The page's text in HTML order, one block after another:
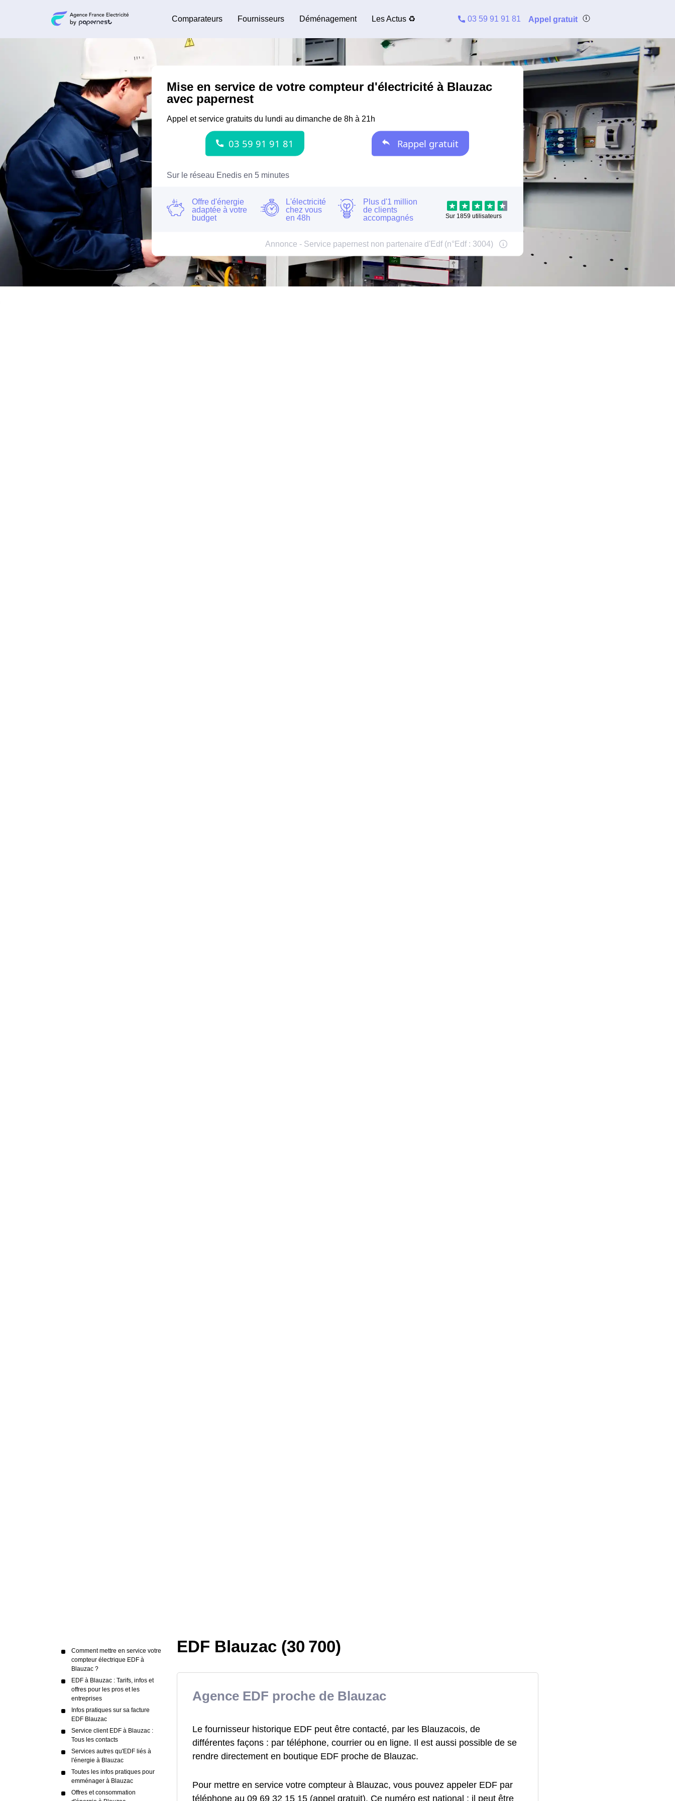
Comparateurs Fournisseurs Déménagement Les Actus ♻️ 03 59 91 91 81 Appel gratuit
Comment mettre en service votre
compteur électrique EDF à
Blauzac ?
EDF à Blauzac : Tarifs, infos et
offres pour les pros et les
entreprises
Infos pratiques sur sa facture
EDF Blauzac
Service client EDF à Blauzac :
Tous les contacts
Services autres qu'EDF liés à
l'énergie à Blauzac
Toutes les infos pratiques pour
emménager à Blauzac
Offres et consommation
EDF Blauzac (30 700)
Agence EDF proche de Blauzac
Le fournisseur historique EDF peut être contacté, par les Blauzacois, de
différentes façons : par téléphone, courrier ou en ligne. Il est aussi possible de se
rendre directement en boutique EDF proche de Blauzac.
Pour mettre en service votre compteur à Blauzac, vous pouvez appeler EDF par
téléphone au 09 69 32 15 15 (appel gratuit). Ce numéro est national : il peut être